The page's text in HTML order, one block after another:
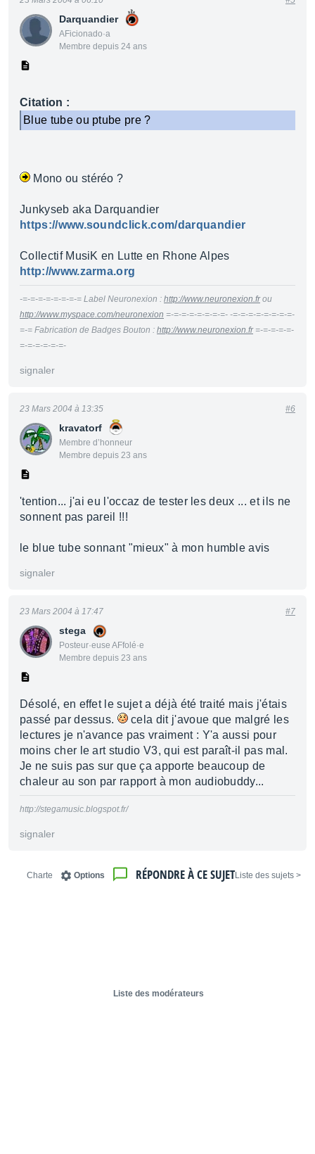
Darquandier
AFicionado·a
Membre depuis 24 ans
Citation :
Blue tube ou ptube pre ?
Mono ou stéréo ?
Junkyseb aka Darquandier
https://www.soundclick.com/darquandier
Collectif MusiK en Lutte en Rhone Alpes
http://www.zarma.org
-=-=-=-=-=-=-=-= Label Neuronexion : http://www.neuronexion.frou
http://www.myspace.com/neuronexion =-=-=-=-=-=-=-=- -=-=-=-=-=-=-=-=-
=-= Fabrication de Badges Bouton : http://www.neuronexion.fr=-=-=-=-=-
=-=-=-=-=-=-
signaler
kravatorf
Membre d’honneur
Membre depuis 23 ans
23 Mars 2004 à 13:35 #6
'tention... j'ai eu l'occaz de tester les deux ... et ils ne
sonnent pas pareil !!!
le blue tube sonnant "mieux" à mon humble avis
signaler
stega
Posteur·euse AFfolé·e
Membre depuis 23 ans
23 Mars 2004 à 17:47 #7
Désolé, en effet le sujet a déjà été traité mais j'étais
passé par dessus.
cela dit j'avoue que malgré les
lectures je n'avance pas vraiment : Y'a aussi pour
moins cher le art studio V3, qui est paraît-il pas mal.
Je ne suis pas sur que ça apporte beaucoup de
chaleur au son par rapport à mon audiobuddy...
http://stegamusic.blogspot.fr/
signaler
< Liste des sujets
RÉPONDRE À CE SUJET
Options
Charte
Liste des modérateurs